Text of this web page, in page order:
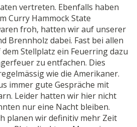
vertreten. Ebenfalls haben
Curry Hammock State
froh, hatten wir auf unserer
Brennholz dabei. Fast bei allen
Stellplatz ein Feuerring dazu
zu entfachen. Dies
wie die Amerikaner.
immer gute Gespräche mit
Leider hatten wir hier nicht
nur eine Nacht bleiben.
planen wir definitiv mehr Zeit